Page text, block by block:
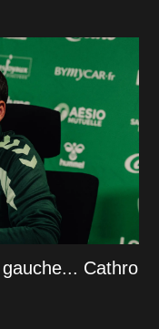
Cathro